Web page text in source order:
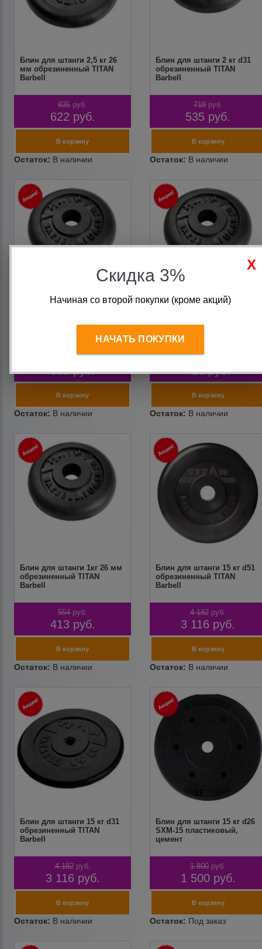
Блин для штанги 2,5 кг 26
мм обрезиненный TITAN
Barbell
835 руб.
622 руб.
Блин для штанги 2 кг d31
обрезиненный TITAN
Barbell
718 руб.
535 руб.
обрезиненный TITAN
535 руб.
обрезиненный TITAN
413 руб.
Блин для штанги 1кг 26 мм
обрезиненный TITAN
Barbell
554 руб.
413 руб.
Блин для штанги 15 кг d51
обрезиненный TITAN
Barbell
4 182 руб.
3 116 руб.
Блин для штанги 15 кг d31
обрезиненный TITAN
Barbell
4 182 руб.
3 116 руб.
Блин для штанги 15 кг d26
SXM-15 пластиковый,
цемент
1 800 руб.
1 500 руб.
Скидка 3%
Начиная со второй покупки (кроме акций)
НАЧАТЬ ПОКУПКИ